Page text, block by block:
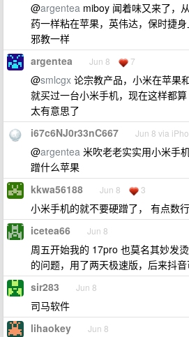
@argentea miboy 闻着味又来了，
药一样粘在苹果，英伟达，保时捷
邪教一样
argentea Jun 8 7
@smlcgx 论宗教产品，小米在苹果
就买过一台小米手机，现在这样都
太有意思了
i67c6NJ0r33nC667 Jun 8 via
@argentea 米吹老老实实用小米手
蹭什么苹果
kkwa56188 Jun 8 3
小米手机的就不要硬蹭了， 有点数
icetea66 Jun 8
周五开始我的 17pro 也莫名其妙发
的问题，用了两天极速版，后来抖
sir283 Jun 8
司马软件
lihaokey Jun 8